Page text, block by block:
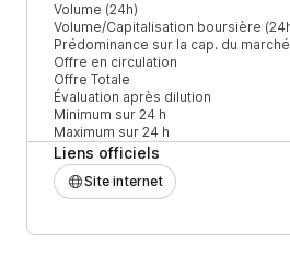
Volume (24h)
Volume/Capitalisation boursière
Prédominance sur la cap. du marché
Offre en circulation
Offre Totale
Évaluation après dilution
Minimum sur 24 h
Maximum sur 24 h
Liens officiels
Site internet